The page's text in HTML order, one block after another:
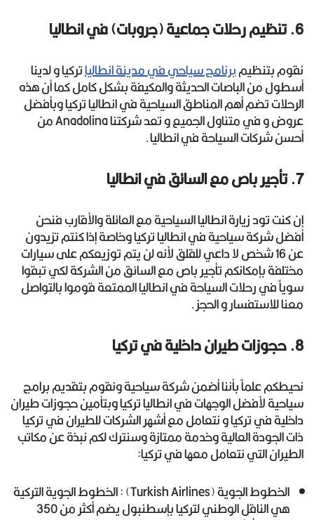
6. تنظيم رحلات جماعية (جروبات) في انطاليا
نقوم بتنظيمبرنامج سياحي في مدينة انطالياتركيا و لدينا
أسطول من الباصات الحديثة والمكيفة بشكل كامل كما أن هذه
الرحلات تضم أهم المناطق السياحية في انطاليا تركيا وبأفضل
عروض و في متناول الجميع و تعد شركتنا Anadolina من
أحسن شركات السياحة في انطاليا.
7. تأجير باص مع السائق في انطاليا
إن كنت تود زيارة انطاليا السياحية مع العائلة والأقارب فنحن
أفضل شركة سياحية في انطاليا تركيا وخاصة إذا كنتم تزيدون
عن 16 شخص لا داعي للقلق لأنه لن يتم توزيعكم على سيارات
مختلفة بإمكانكم تأجير باص مع السائق من الشركة لكي تبقوا
سوياً في رحلات السياحة في انطاليا الممتعة قوموا بالتواصل
معنا للاستفسار و الحجز.
8. حجوزات طيران داخلية في تركيا
نحيطكم علماً بأننا أضمن شركة سياحية ونقوم بتقديم برامج
سياحية لأفضل الوجهات في انطاليا تركيا وبتأمين حجوزات طيران
داخلية في تركيا و نتعامل مع أشهر الشركات للطيران في تركيا
ذات الجودة العالية وخدمة ممتازة وسنترك لكم نبذة عن مكاتب
الطيران التي نتعامل معها في تركيا:
الخطوط الجوية (Turkish Airlines) : الخطوط الجوية التركية
هي الناقل الوطني لتركيا بإسطنبول يضم أكثر من 350